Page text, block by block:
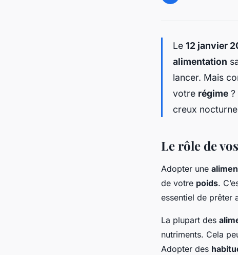
Le 12 janvier
alimentation
lancer. Mais
votre régime ?
creux
Le rôle de
Adopter une
de votre poids.
essentiel de prêter
La plupart des
nutriments. Cela
Adopter des